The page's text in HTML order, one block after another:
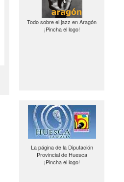
Todo sobre el jazz en Aragón
¡Pincha el logo!
La página de la Diputación
Provincial de Huesca
¡Pincha el logo!